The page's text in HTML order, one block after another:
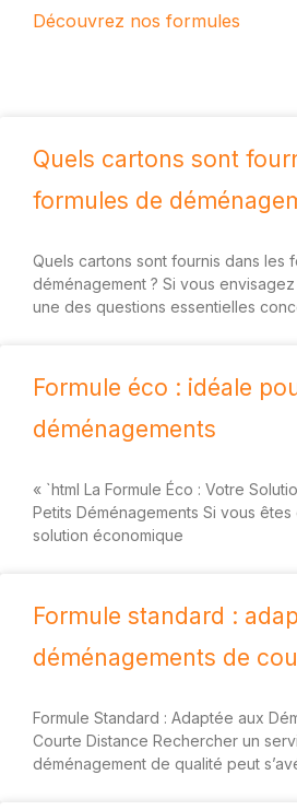
Découvrez nos formules
Quels cartons sont
formules de
Quels cartons sont fournis dans les
déménagement ? Si vous
une des questions essentielles
Formule éco : idéale
déménagements
« `html La Formule Éco : Votre
Petits Déménagements Si vous êtes
solution économique
Formule standard :
déménagements de
Formule Standard : Adaptée aux
Courte Distance Rechercher un
déménagement de qualité peut